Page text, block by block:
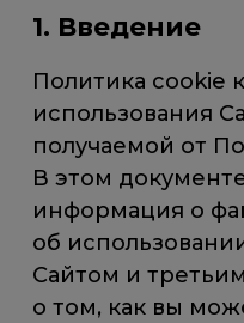
1. Введение
Политика cookie
использования
получаемой от
В этом
информация о
об
Сайтом и
о том, как вы